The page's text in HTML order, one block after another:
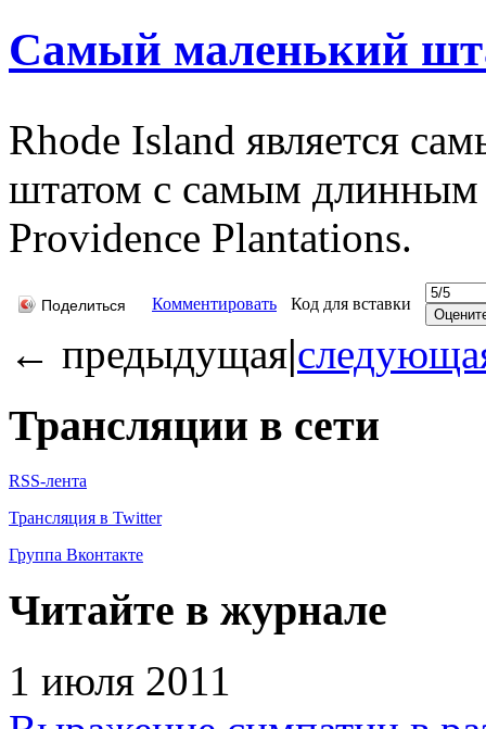
Самый маленький
Rhode Island является
штатом с самым
Providence Plantations.
Поделиться Комментировать Код для вставки
← предыдущая|
Трансляции в сети
RSS-лента
Трансляция в Twitter
Группа Вконтакте
Читайте в журнале
1 июля 2011